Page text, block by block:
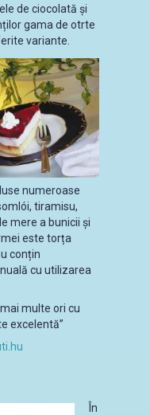
de ciocolată și
gama de otrte
variante.
numeroase
tiramisu,
mere a bunicii și
este torța
conțin
cu utilizarea
multe ori cu
excelentă”
În